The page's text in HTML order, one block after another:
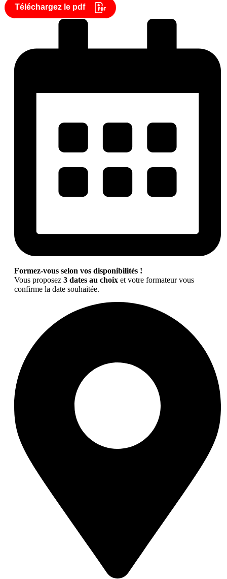
Téléchargez le pdf
Formez-vous selon vos disponibilités !
Vous proposez 3 dates au choix et votre formateur vous
confirme la date souhaitée.